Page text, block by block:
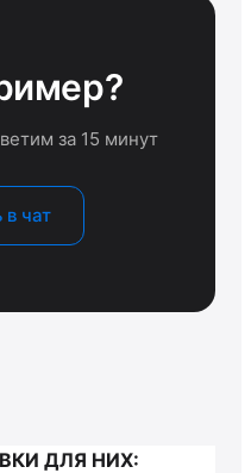
за 15 минут
в чат
ДЛЯ НИХ: